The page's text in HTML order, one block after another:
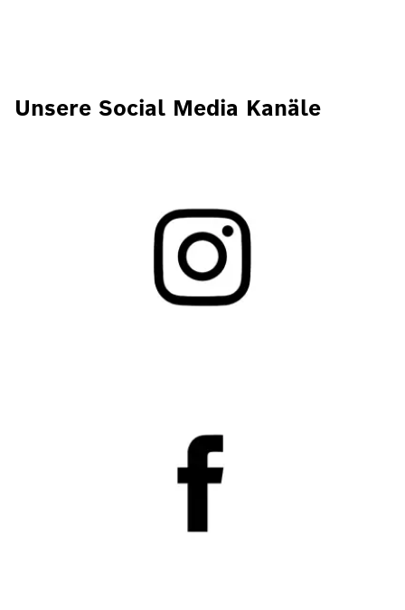
Unsere Social Media Kanäle